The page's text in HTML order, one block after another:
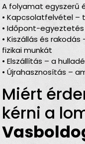
A folyamat egyszerű
• Kapcsolatfelvétel –
• Időpont-
• Kiszállás és
fizikai munkát
• Elszállítás – a
• Újrahasznosítás –
Miért
kérni a